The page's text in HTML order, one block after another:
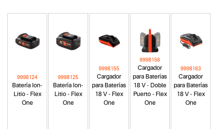
Batería Ion-
Litio - Flex
One
9998124
Batería Ion-
Litio - Flex
One
9998125
Cargador
para Baterías
18 V - Flex
One
9998155
Cargador
para Baterías
18 V - Doble
Puerto - Flex
One
9998156
Cargador
para Baterías
18 V - Flex
One
9998163